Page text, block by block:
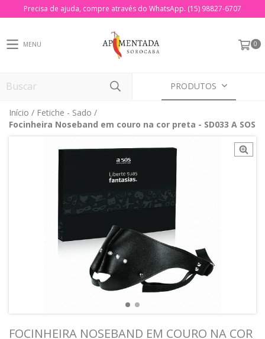
Precisa de ajuda, compre através do WhatsApp. (15) 98827-6707
MENU 0
PRODUTOS
Início / Fetiche - Sado /
Focinheira Noseband em couro na cor preta - SD033 A SOS
FOCINHEIRA NOSEBAND EM COURO NA COR